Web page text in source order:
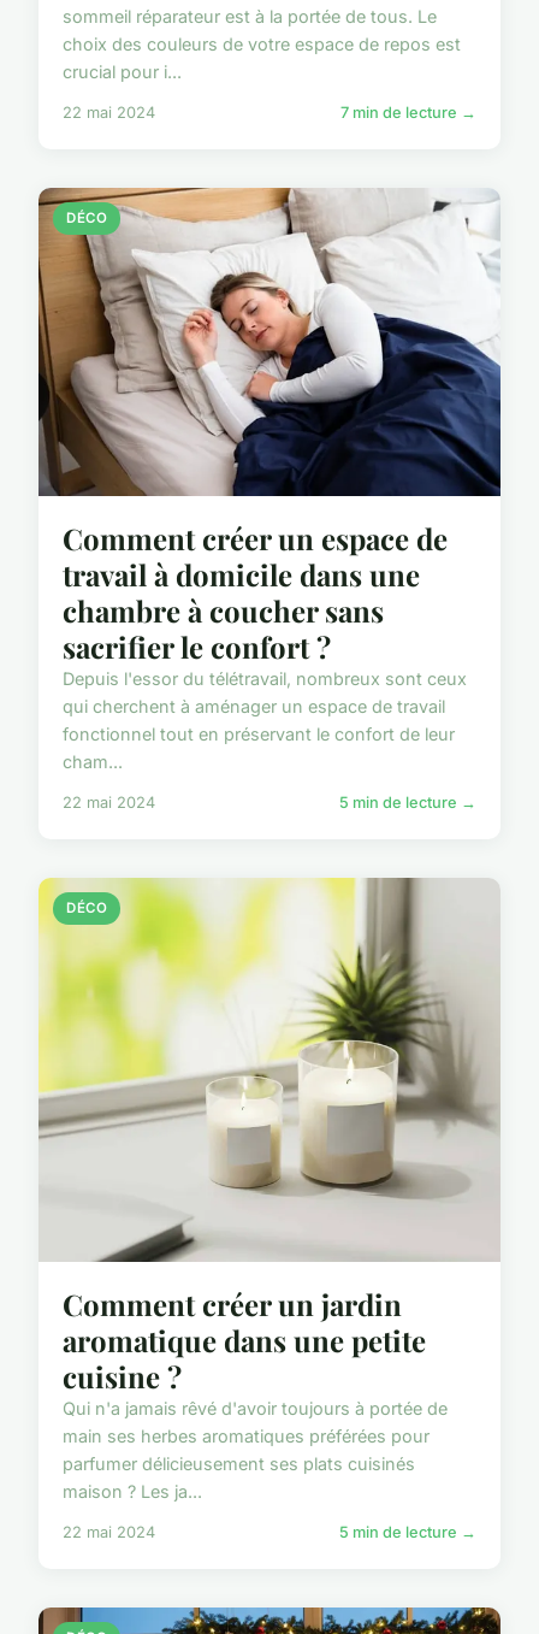
sommeil réparateur est à la portée de tous. Le
choix des couleurs de votre espace de repos est
crucial pour i...
22 mai 2024 7 min de lecture →
DÉCO
Comment créer un espace de
travail à domicile dans une
chambre à coucher sans
sacrifier le confort ?
Depuis l'essor du télétravail, nombreux sont ceux
qui cherchent à aménager un espace de travail
fonctionnel tout en préservant le confort de leur
cham...
22 mai 2024 5 min de lecture →
DÉCO
Comment créer un jardin
aromatique dans une petite
cuisine ?
Qui n'a jamais rêvé d'avoir toujours à portée de
main ses herbes aromatiques préférées pour
parfumer délicieusement ses plats cuisinés
maison ? Les ja...
22 mai 2024 5 min de lecture →